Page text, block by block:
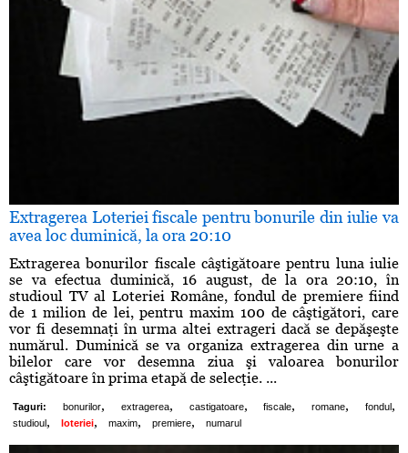
Extragerea Loteriei fiscale pentru bonurile din iulie va
avea loc duminică, la ora 20:10
Extragerea bonurilor fiscale câştigătoare pentru luna iulie
se va efectua duminică, 16 august, de la ora 20:10, în
studioul TV al Loteriei Române, fondul de premiere fiind
de 1 milion de lei, pentru maxim 100 de câştigători, care
vor fi desemnaţi în urma altei extrageri dacă se depăşeşte
numărul. Duminică se va organiza extragerea din urne a
bilelor care vor desemna ziua şi valoarea bonurilor
câştigătoare în prima etapă de selecţie. ...
Taguri: bonurilor, extragerea, castigatoare, fiscale, romane, fondul ,
studioul , loteriei, maxim, premiere, numarul